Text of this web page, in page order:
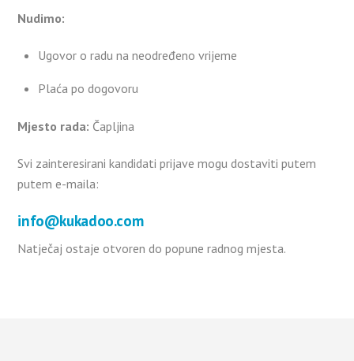
Nudimo:
Ugovor o radu na neodređeno vrijeme
Plaća po dogovoru
Mjesto rada: Čapljina
Svi zainteresirani kandidati prijave mogu dostaviti putem
putem e-maila:
info@kukadoo.com
Natječaj ostaje otvoren do popune radnog mjesta.